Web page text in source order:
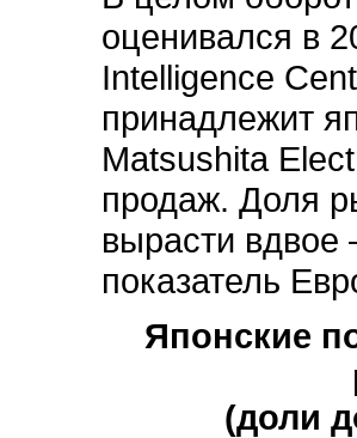
оценивался в
Intelligence
принадлежит
Matsushita
продаж. Доля
вырасти вдвое
показатель
Японские
(доли